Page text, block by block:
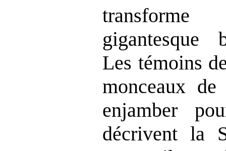
gigantesque
Les témoins
monceaux
enjamber
décrivent la